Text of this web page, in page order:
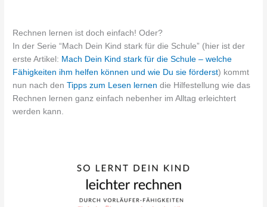
Rechnen lernen ist doch einfach! Oder?
In der Serie “Mach Dein Kind stark für die Schule” (hier ist der
erste Artikel: Mach Dein Kind stark für die Schule – welche
Fähigkeiten ihm helfen können und wie Du sie förderst) kommt
nun nach denTipps zum Lesen lernen die Hilfestellung wie das
Rechnen lernen ganz einfach nebenher im Alltag erleichtert
werden kann.